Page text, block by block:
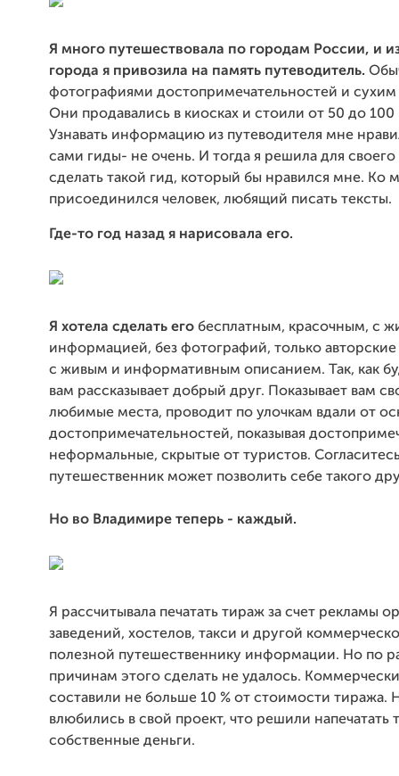
Я много путешествовала по городам России, и
города я привозила на память путеводитель.
фотографиями достопримечательностей и
Они продавались в киосках и стоили от 50 до 100
Узнавать информацию из путеводителя мне
сами гиды- не очень. И тогда я решила для своего
сделать такой гид, который бы нравился мне. Ко
присоединился человек, любящий писать тексты.
Где-то год назад я нарисовала его.
Я хотела сделать его бесплатным, красочным, с
информацией, без фотографий, только
с живым и информативным описанием. Так, как
вам рассказывает добрый друг. Показывает вам
любимые места, проводит по улочкам вдали от
достопримечательностей, показывая
неформальные, скрытые от туристов.
путешественник может позволить себе такого
Но во Владимире теперь - каждый.
Я рассчитывала печатать тираж за счет рекламы
заведений, хостелов, такси и другой
полезной путешественнику информации. Но по
причинам этого сделать не удалось.
составили не больше 10 % от стоимости тиража.
влюбились в свой проект, что решили напечатать
собственные деньги.